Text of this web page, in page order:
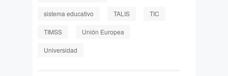
sistema educativo TALIS TIC
TIMSS Unión Europea
Universidad